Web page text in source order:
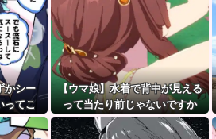
かシー
ってこ
【ウマ娘】水着で背中が見える
って当たり前じゃないですか